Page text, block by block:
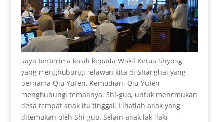
Saya berterima kasih kepada Wakil Ketua Shyong
yang menghubungi relawan kita di Shanghai yang
bernama Qiu Yufen. Kemudian, Qiu Yufen
menghubungi temannya, Shi-guo, untuk menemukan
desa tempat anak itu tinggal. Lihatlah anak yang
ditemukan oleh Shi-guo. Selain anak laki-laki